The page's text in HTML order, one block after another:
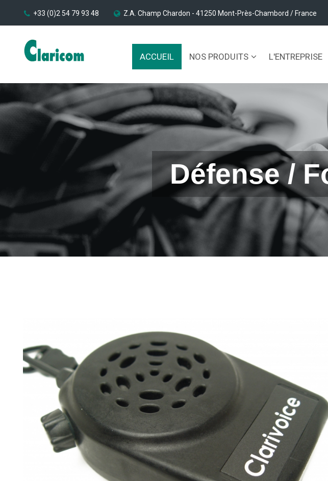
+33 (0)2 54 79 93 48 Z.A. Champ Chardon - 41250 Mont-Près-Chambord / France
ACCUEIL NOS PRODUITS L'ENTREPRISE
Défense /